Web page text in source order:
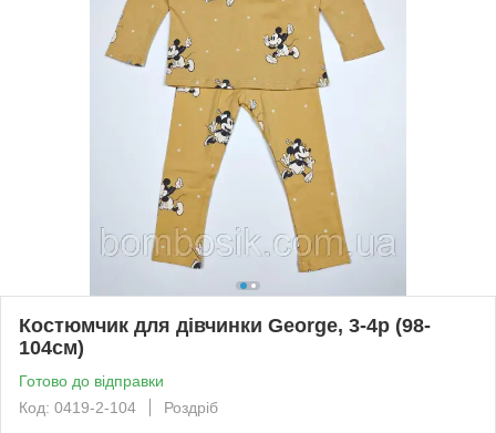
Костюмчик для дівчинки George, 3-4р (98-
104см)
Готово до відправки
Код: 0419-2-104
Роздріб